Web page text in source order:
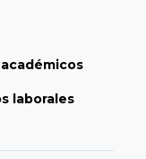
laborales